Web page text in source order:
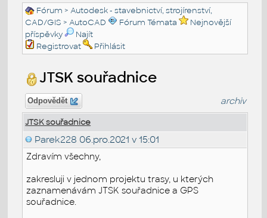
Fórum >Autodesk - stavebnictví, strojírenství,
CAD/GIS >AutoCAD Fórum Témata
Nejnovější
příspěvky
Najít
Registrovat
Přihlásit
JTSK souřadnice
Odpovědět archiv
JTSK souřadnice
Parek228 06.pro.2021 v 15:01
Zdravím všechny,
zakresluji v jednom projektu trasy, u kterých
zaznamenávám JTSK souřadnice a GPS
souřadnice.